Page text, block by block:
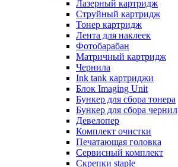
Лазерный картридж
Струйный картридж
Тонер картридж
Лента для наклеек
Фотобарабан
Матричный картридж
Чернила
Ink tank картриджи
Блок Imaging Unit
Бункер для сбора тонера
Бункер для сбора чернил
Девелопер
Комплект очистки
Печатающая головка
Сервисный комплект
Скрепки staple